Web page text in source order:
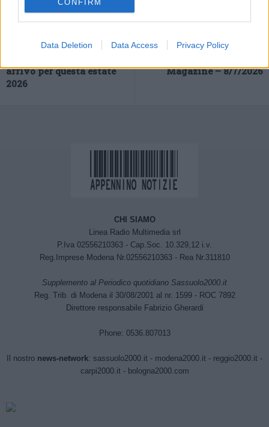
CONFIRM
Data Deletion Data Access Privacy Policy
Previous article
arrivo per questa estate
2026
Next article
Magazine – 8/7/2026
CHI SIAMO
Linea Radio Multimedia srl
P.Iva 02556210363 - Cap.Soc. 10.329,12 i.v.
Reg.Imprese Modena Nr.02556210363 - Rea Nr.311810
Supplemento al Periodico quotidiano Sassuolo2000.it
Reg. Trib. di Modena il 30/08/2001 al nr. 1599 - ROC 7892
Direttore responsabile Fabrizio Gherardi
Phone: 0536.807013
Il nostro news-network: sassuolo2000.it - modena2000.it - reggio2000.it -
carpi2000.it - bologna2000.com